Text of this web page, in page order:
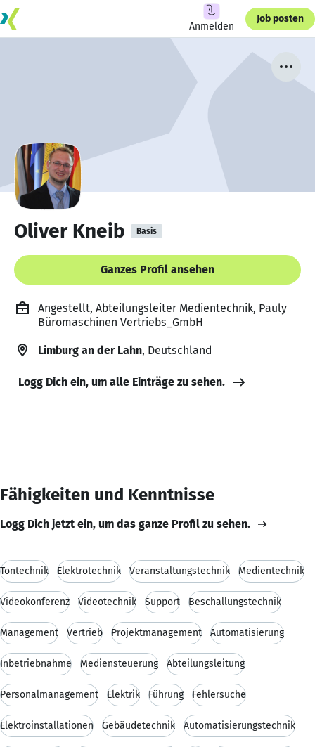
Anmelden
Job posten
Oliver Kneib Basis
Ganzes Profil ansehen
Angestellt, Abteilungsleiter Medientechnik, Pauly
Büromaschinen Vertriebs_GmbH
Limburg an der Lahn, Deutschland
Logg Dich ein, um alle Einträge zu sehen.
Fähigkeiten und Kenntnisse
Logg Dich jetzt ein, um das ganze Profil zu sehen.
Tontechnik Elektrotechnik Veranstaltungstechnik Medientechnik
Videokonferenz Videotechnik Support Beschallungstechnik
Management Vertrieb Projektmanagement Automatisierung
Inbetriebnahme Mediensteuerung Abteilungsleitung
Personalmanagement Elektrik Führung Fehlersuche
Elektroinstallationen Gebäudetechnik Automatisierungstechnik